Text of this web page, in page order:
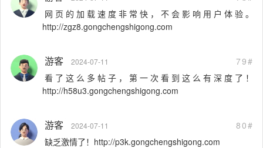
网页的加载速度非常快，不会影响用户体验。
http://zgz8.gongchengshigong.com
游客 2024-07-11
79#
看了这么多帖子，第一次看到这么有深度了！
http://h58u3.gongchengshigong.com
游客 2024-07-11
80#
缺乏激情了！http://p3k.gongchengshigong.com